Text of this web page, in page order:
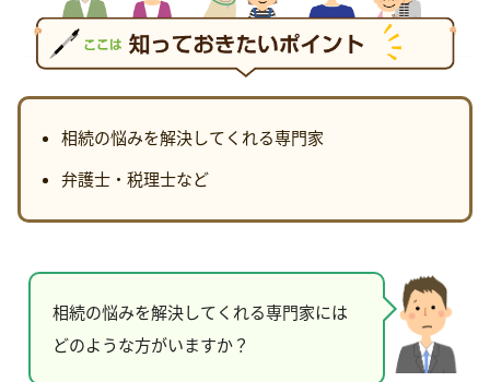
相続の悩みを解決してくれる専門家
弁護士・税理士など
相続の悩みを解決してくれる専門家には
どのような方がいますか？